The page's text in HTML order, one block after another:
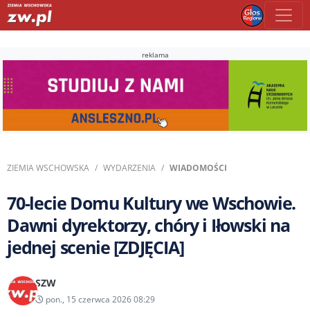
reklama
ZIEMIA WSCHOWSKA WYDARZENIA WIADOMOŚCI
70-lecie Domu Kultury we Wschowie.
Dawni dyrektorzy, chóry i Iłowski na
jednej scenie [ZDJĘCIA]
SZW
pon., 15 czerwca 2026 08:29